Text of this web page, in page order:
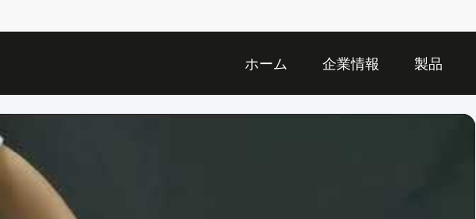
ホーム 企業情報 製品